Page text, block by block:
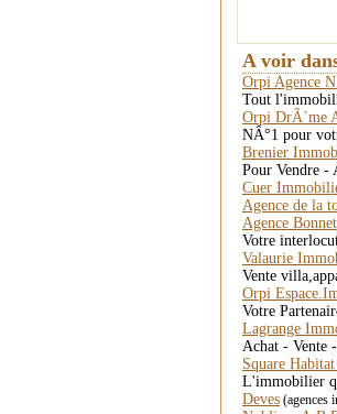
A voir
Orpi Agence
Tout
Orpi DrÃ´me
NÂ°1 pour
Brenier
Pour Vendre -
Cuer
Agence de la
Agence Bonnet
Votre
Valaurie
Vente
Orpi
Votre
Lagrange
Achat - Vente
Square
L'immobilier
Deves (agences